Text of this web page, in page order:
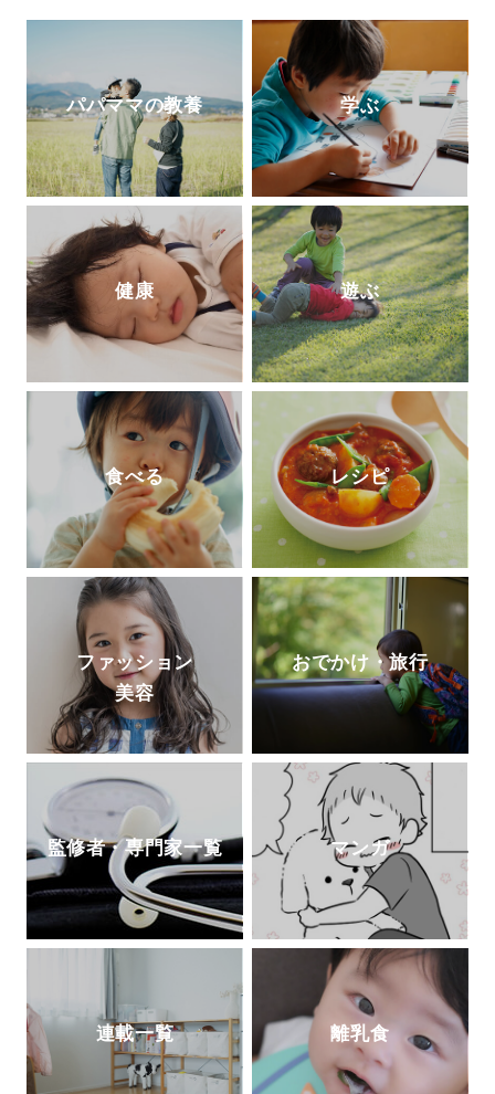
パパママの教養 学ぶ
健康 遊ぶ
食べる レシピ
ファッション
美容
おでかけ・旅行
監修者・専門家一覧 マンガ
連載一覧 離乳食